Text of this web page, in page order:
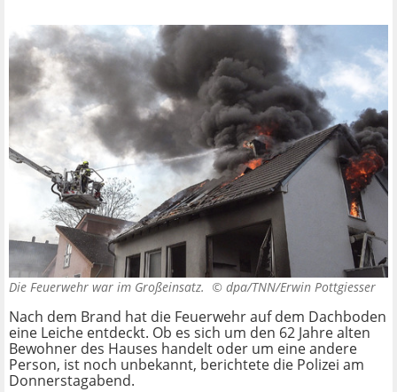
Die Feuerwehr war im Großeinsatz. © dpa/TNN/Erwin Pottgiesser
Nach dem Brand hat die Feuerwehr auf dem Dachboden
eine Leiche entdeckt. Ob es sich um den 62 Jahre alten
Bewohner des Hauses handelt oder um eine andere
Person, ist noch unbekannt, berichtete die Polizei am
Donnerstagabend.